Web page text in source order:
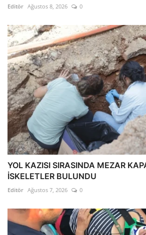
Editör Ağustos 8, 2026 0
YOL KAZISI SIRASINDA MEZAR
İSKELETLER BULUNDU
Editör Ağustos 7, 2026 0